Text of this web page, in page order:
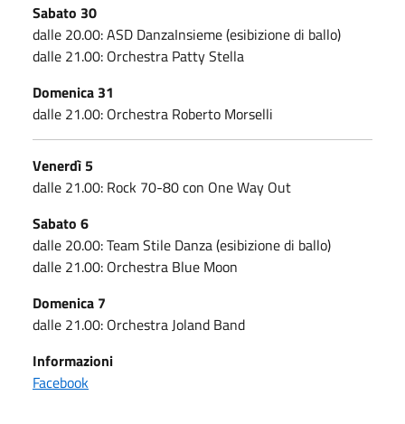
Sabato 30
dalle 20.00: ASD DanzaInsieme (esibizione di ballo)
dalle 21.00: Orchestra Patty Stella
Domenica 31
dalle 21.00: Orchestra Roberto Morselli
Venerdì 5
dalle 21.00: Rock 70-80 con One Way Out
Sabato 6
dalle 20.00: Team Stile Danza (esibizione di ballo)
dalle 21.00: Orchestra Blue Moon
Domenica 7
dalle 21.00: Orchestra Joland Band
Informazioni
Facebook